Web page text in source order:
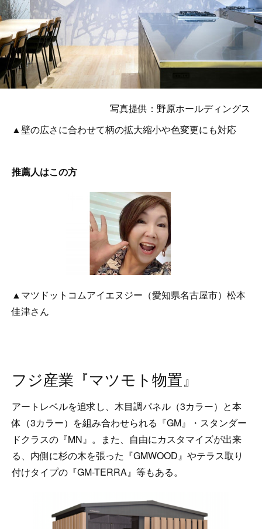
写真提供：野原ホールディングス
▲壁の広さに合わせて柄の拡大縮小や色変更にも対応
推薦人はこの方
▲マツドットコムアイエヌジー（愛知県名古屋市）松本
佳津さん
フジ産業『マツモト物置』
アートレベルを追求し、木目調パネル（3カラー）と本
体（3カラー）を組み合わせられる『GM』・スタンダー
ドクラスの『MN』。また、自由にカスタマイズが出来
る、内側に杉の木を張った『GMWOOD』やテラス取り
付けタイプの『GM-TERRA』等もある。